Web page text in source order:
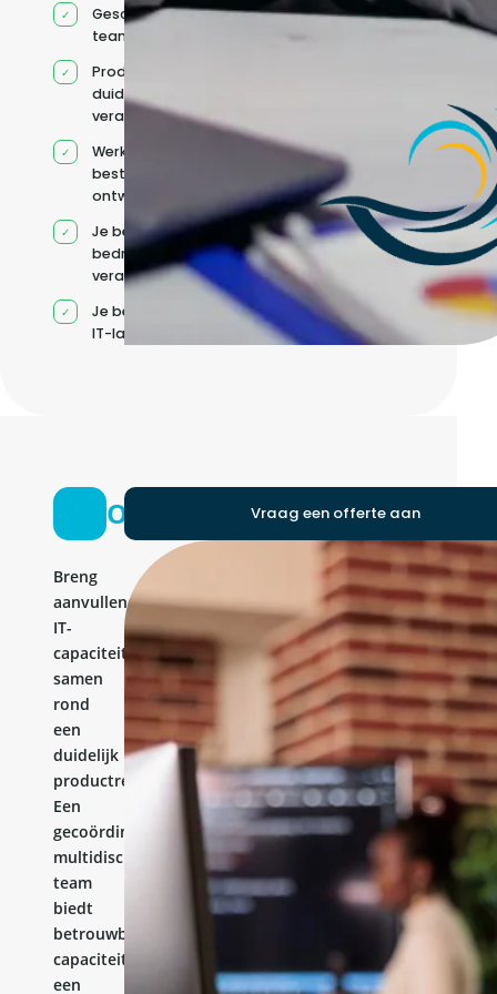
Geschikt voor hybride
teams
Productcontext en
duidelijke
verantwoordelijkheden
Werkt binnen jouw
bestaande
ontwikkelteam
Je behoudt jouw
bedrijfs- en IT-
verantwoordelijkheden
Je beheert jouw eigen
IT-landschap
Ontwikkelteam
Breng
aanvullende
IT-
capaciteit
samen
rond
een
duidelijk
productresultaat.
Een
gecoördineerd
multidisciplinair
team
biedt
betrouwbare
capaciteit,
een
Vraag een offerte aan